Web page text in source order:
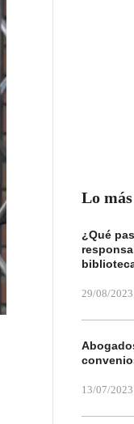
Lo
¿Qué
29/08/2023
13/07/2023